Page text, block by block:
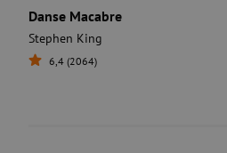
Danse Macabre
Stephen King
6,4 (2064)